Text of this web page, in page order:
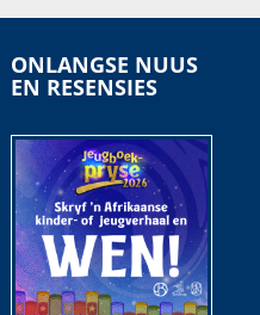
ONLANGSE NUUS
EN RESENSIES